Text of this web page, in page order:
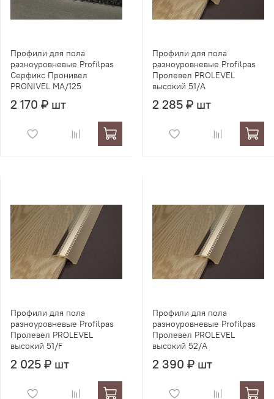
Профили для пола
разноуровневые Profilpas
Серфикс Пронивел
PRONIVEL MA/125
2 170 ₽ шт
Профили для пола
разноуровневые Profilpas
Пролевел PROLEVEL
высокий 51/A
2 285 ₽ шт
Профили для пола
разноуровневые Profilpas
Пролевел PROLEVEL
высокий 51/F
2 025 ₽ шт
Профили для пола
разноуровневые Profilpas
Пролевел PROLEVEL
высокий 52/A
2 390 ₽ шт